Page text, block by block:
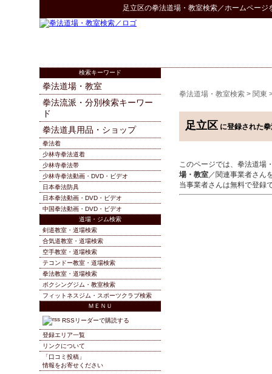
足立区の拳法道場・教室検索／ホームページ
拳法道場・教室検索 > 関東
足立区 に登録された
このページでは、拳法道場
場・教室／関連事業者さん
当事業者さんは無料で登録
検索キーワード
拳法道場・教室
拳法流派・分別検索キーワー
ド
拳法道具用品・ショップ
拳法着
少林寺拳法道着
少林寺拳法帯
少林寺拳法動画・DVD・ビデオ
日本拳法防具
日本拳法動画・DVD・ビデオ
中国拳法動画・DVD・ビデオ
道場・ジム検索
剣道教室・道場検索
合気道教室・道場検索
空手教室・道場検索
テコンドー教室・道場検索
拳法教室・道場検索
ボクシングジム・教室検索
フィットネスジム・スポーツクラブ検索
ＭＥＮＵ
RSSリーダーで購読する
登録エリア一覧
リンクについて
「口コミ投稿」
情報をお寄せください